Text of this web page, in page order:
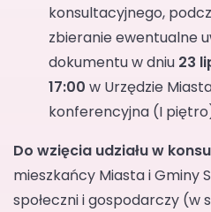
konsultacyjnego,
zbieranie ewentualne
dokumentu w dniu 23
17:00 w Urzędzie
konferencyjna (I
Do wzięcia udziału w
mieszkańcy Miasta i Gminy
społeczni i gospodarczy (w